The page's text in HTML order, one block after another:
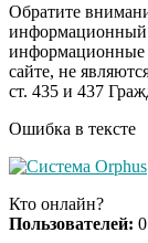
Обратите
информационный
информационные
сайте, не
ст. 435 и 437
Ошибка в тексте
Кто онлайн?
Пользователей: 0